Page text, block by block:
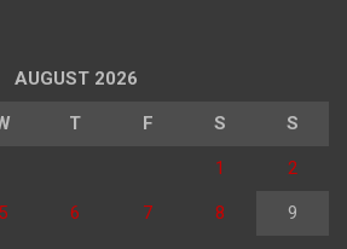
AUGUST 2026
T F S S
1 2
5 6 7 8 9